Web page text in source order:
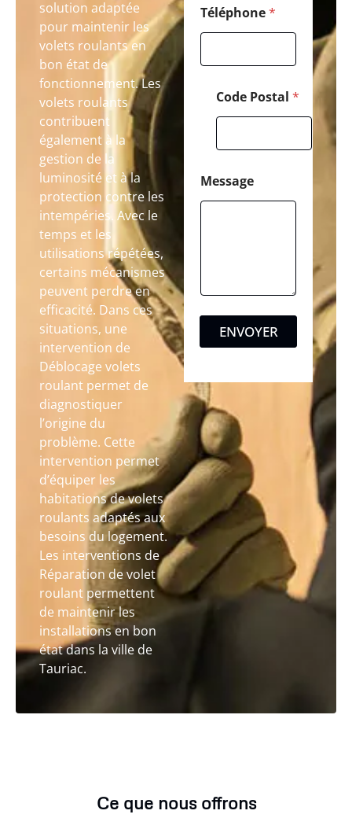
solution adaptée
pour maintenir les
volets roulants en
bon état de
fonctionnement. Les
volets roulants
contribuent
également à la
gestion de la
luminosité et à la
protection contre les
intempéries. Avec le
temps et les
utilisations répétées,
certains mécanismes
peuvent perdre en
efficacité. Dans ces
situations, une
intervention de
Déblocage volets
roulant permet de
diagnostiquer
l’origine du
problème. Cette
intervention permet
d’équiper les
habitations de volets
roulants adaptés aux
besoins du logement.
Les interventions de
Réparation de volet
roulant permettent
de maintenir les
installations en bon
état dans la ville de
Tauriac.
Téléphone*
Code Postal *
Message
ENVOYER
Ce que nous offrons